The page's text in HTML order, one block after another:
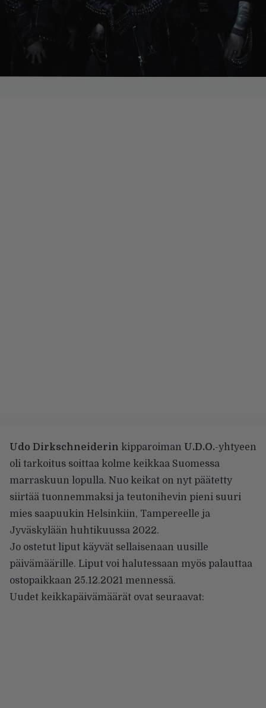
Udo Dirkschneiderin kipparoiman U.D.O.-yhtyeen
oli tarkoitus soittaa kolme keikkaa Suomessa
marraskuun lopulla. Nuo keikat on nyt päätetty
siirtää tuonnemmaksi ja teutonihevin pieni suuri
mies saapuukin Helsinkiin, Tampereelle ja
Jyväskylään huhtikuussa 2022.
Jo ostetut liput käyvät sellaisenaan uusille
päivämäärille. Liput voi halutessaan myös palauttaa
ostopaikkaan 25.12.2021 mennessä.
Uudet keikkapäivämäärät ovat seuraavat: